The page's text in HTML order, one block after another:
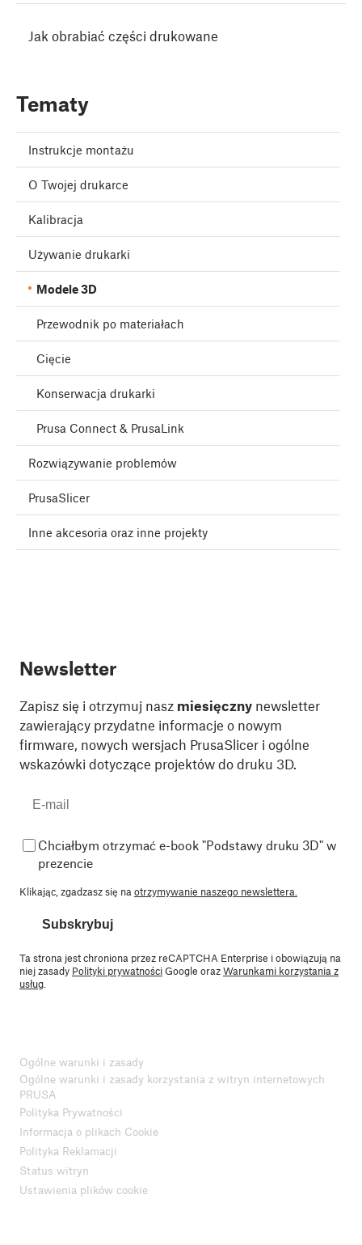
Jak obrabiać części drukowane
Tematy
Instrukcje montażu
O Twojej drukarce
Kalibracja
Używanie drukarki
Modele 3D
Przewodnik po materiałach
Cięcie
Konserwacja drukarki
Prusa Connect & PrusaLink
Rozwiązywanie problemów
PrusaSlicer
Inne akcesoria oraz inne projekty
Newsletter
Zapisz się i otrzymuj nasz miesięczny newsletter
zawierający przydatne informacje o nowym
firmware, nowych wersjach PrusaSlicer i ogólne
wskazówki dotyczące projektów do druku 3D.
Chciałbym otrzymać e-book "Podstawy druku 3D" w
prezencie
Klikając, zgadzasz się na otrzymywanie naszego newslettera.
Subskrybuj
Ta strona jest chroniona przez reCAPTCHA Enterprise i obowiązują na
niej zasady Polityki prywatnościGoogle orazWarunkami korzystania z
usług
Ogólne warunki i zasady
Ogólne warunki i zasady korzystania z witryn internetowych
PRUSA
Polityka Prywatności
Informacja o plikach Cookie
Polityka Reklamacji
Status witryn
Ustawienia plików cookie